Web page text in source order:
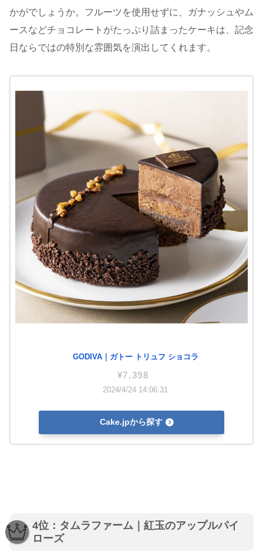
かがでしょうか。フルーツを使用せずに、ガナッシュやム
ースなどチョコレートがたっぷり詰まったケーキは、記念
日ならではの特別な雰囲気を演出してくれます。
GODIVA｜ガトー トリュフ ショコラ
¥7,398
2024/4/24 14:06:31
Cake.jpから探す
4位：タムラファーム｜紅玉のアップルパイ
ローズ